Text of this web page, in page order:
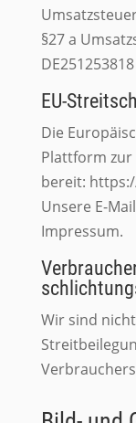
§27 a
DE251253818
EU-
Die
Plattform zur
bereit:
Unsere E-
Impressum.
Wir sind